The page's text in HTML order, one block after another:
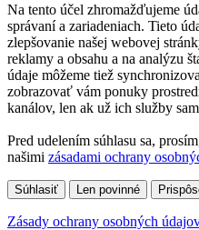
Na tento účel zhromažďujeme
správaní a zariadeniach. Tieto
zlepšovanie našej webovej
reklamy a obsahu a na analýzu
údaje môžeme tiež
zobrazovať vám ponuky
kanálov, len ak už ich služby
Pred udelením súhlasu sa,
našimi zásadami ochrany
Súhlasiť Len povinné
Zásady ochrany osobných